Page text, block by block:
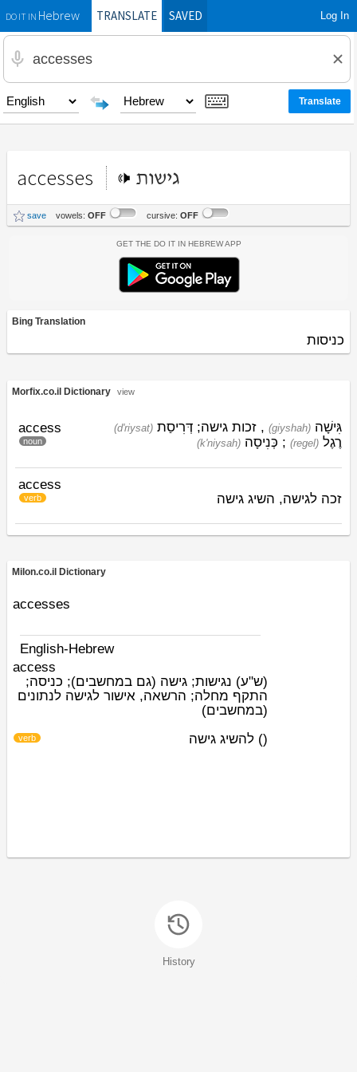
DO IT INHebrewTRANSLATE SAVED Log In
accesses גישות
save vowels: OFF cursive: OFF
Get the Do It In Hebrew App
Bing Translation
כניסות
Morfix.co.il Dictionary view
access
noun
(giyshah) גִּישָׁה , זכות גישה; (d'riysat) דְּרִיסַת
(regel) רֶגֶל ;
(k'niysah) כְּנִיסָה
access
verb זכה לגישה, השיג גישה
Milon.co.il Dictionary
accesses
English-Hebrew
access
(ש"ע) נגישות; גישה (גם במחשבים); כניסה;
התקף מחלה; הרשאה, אישור לגישה לנתונים
(במחשבים)
(
verb ) להשיג גישה
History